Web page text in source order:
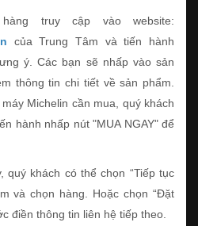
truy cập vào website:
của Trung Tâm và tiến hành
ý. Các bạn sẽ nhấp vào sản
thông tin chi tiết về sản phẩm.
Michelin cần mua, quý khách
hành nhấp nút "MUA NGAY" để
quý khách có thể chọn “Tiếp tục
và chọn hàng. Hoặc chọn “Đặt
điền thông tin liên hệ tiếp theo.